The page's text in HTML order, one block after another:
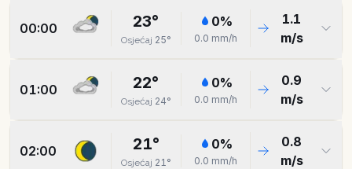
00:00 23°
Osjećaj 25°
0%
0.0 mm/h
1.1
m/s
01:00 22°
Osjećaj 24°
0%
0.0 mm/h
0.9
m/s
02:00 21°
Osjećaj 21°
0%
0.0 mm/h
0.8
m/s